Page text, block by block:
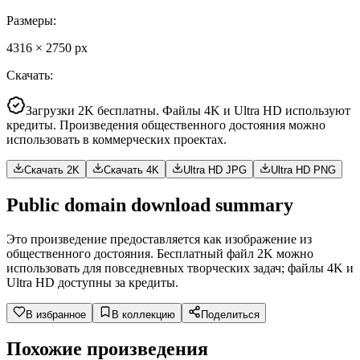
Размеры:
4316 × 2750 px
Скачать:
Загрузки 2K бесплатны. Файлы 4K и Ultra HD используют
кредиты. Произведения общественного достояния можно
использовать в коммерческих проектах.
Скачать 2K Скачать 4K Ultra HD JPG Ultra HD PNG
Public domain download summary
Это произведение предоставляется как изображение из
общественного достояния. Бесплатный файл 2K можно
использовать для повседневных творческих задач; файлы 4K и
Ultra HD доступны за кредиты.
В избранное В коллекцию Поделиться
Похожие произведения